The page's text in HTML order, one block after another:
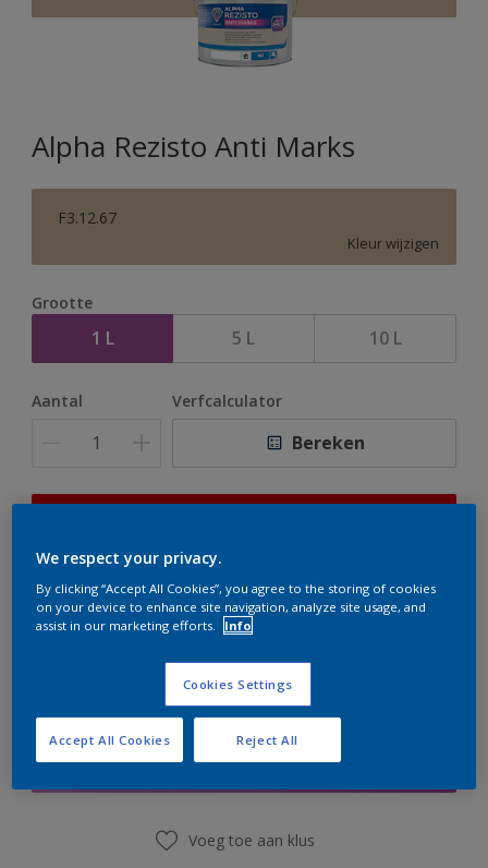
Alpha Rezisto Anti Marks
F3.12.67
Kleur wijzigen
Grootte
1 L 5 L 10 L
Aantal Verfcalculator
Bereken
er hard aan om de voorraad aan te vullen.
Boodschappenlijst
Vind een winkel
Voeg toe aan klus
We respect your privacy.
By clicking “Accept All Cookies”, you agree to the storing of cookies
on your device to enhance site navigation, analyze site usage, and
assist in our marketing efforts.
Info
Cookies Settings
Reject All
Accept All Cookies